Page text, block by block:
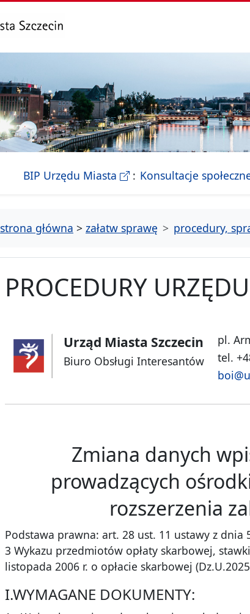
BIP Urzędu Miasta - Biletyn Informacji
Konsultacje
strona główna > załatw sprawę procedury,
PROCEDURY
Urząd Miasta Szczecin
Biuro Obsługi Interesantów
pl.
tel.
Zmiana danych
prowadzących
rozszerzenia
Podstawa prawna: art. 28 ust. 11 ustawy z dnia
3 Wykazu przedmiotów opłaty skarbowej,
listopada 2006 r. o opłacie skarbowej
I.WYMAGANE DOKUMENTY: